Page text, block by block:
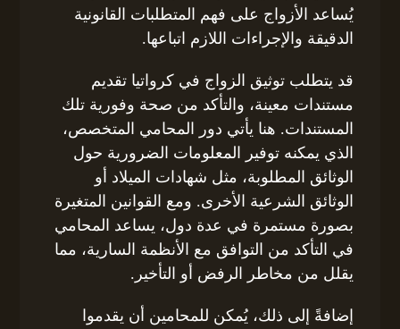
يُساعد الأزواج على فهم المتطلبات القانونية
الدقيقة والإجراءات اللازم اتباعها.
قد يتطلب توثيق الزواج في كرواتيا تقديم
مستندات معينة، والتأكد من صحة وفورية تلك
المستندات. هنا يأتي دور المحامي المتخصص،
الذي يمكنه توفير المعلومات الضرورية حول
الوثائق المطلوبة، مثل شهادات الميلاد أو
الوثائق الشرعية الأخرى. ومع القوانين المتغيرة
بصورة مستمرة في عدة دول، يساعد المحامي
في التأكد من التوافق مع الأنظمة السارية، مما
يقلل من مخاطر الرفض أو التأخير.
إضافةً إلى ذلك، يُمكن للمحامين أن يقدموا